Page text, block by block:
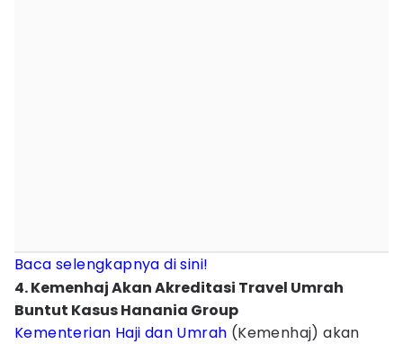
Baca selengkapnya di sini!
4. Kemenhaj Akan Akreditasi Travel Umrah
Buntut Kasus Hanania Group
Kementerian Haji dan Umrah (Kemenhaj) akan